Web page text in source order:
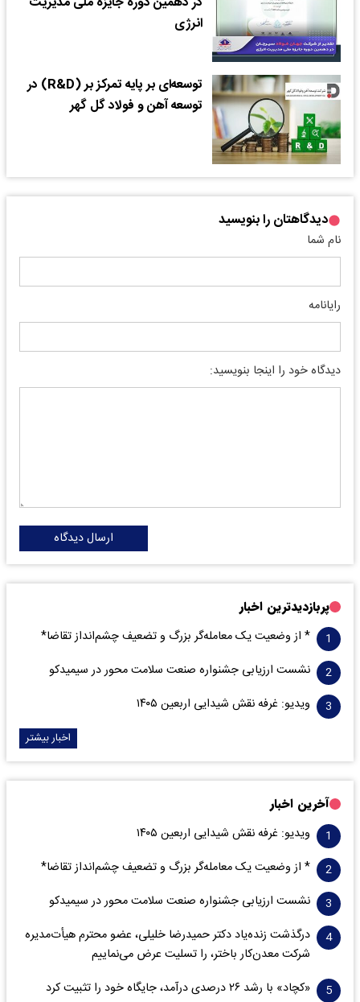
انرژی
توسعه‌ای بر پایه تمرکز بر (R&D) در
توسعه آهن و فولاد گل گهر
دیدگاهتان را بنویسید
نام شما
رایانامه
دیدگاه خود را اینجا بنویسید:
ارسال دیدگاه
پربازدیدترین اخبار
* از وضعیت یک معامله‌گر بزرگ و تضعیف چشم‌انداز تقاضا*
نشست ارزیابی جشنواره صنعت سلامت‌ محور در سیمیدکو
ویدیو: غرفه نقش شیدایی اربعین ۱۴۰۵
اخبار بیشتر
آخرین اخبار
ویدیو: غرفه نقش شیدایی اربعین ۱۴۰۵
* از وضعیت یک معامله‌گر بزرگ و تضعیف چشم‌انداز تقاضا*
نشست ارزیابی جشنواره صنعت سلامت‌ محور در سیمیدکو
درگذشت زنده‌یاد دکتر حمیدرضا خلیلی، عضو محترم هیأت‌مدیره
شرکت معدن‌کار باختر، را تسلیت عرض می‌نماییم
«کچاد» با رشد ۲۶ درصدی درآمد، جایگاه خود را تثبیت کرد